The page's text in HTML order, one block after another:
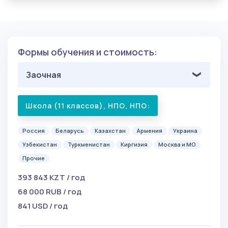
Формы обучения и стоимость:
Заочная
Школа (11 классов), НПО, НПО:
Россия Беларусь Казахстан Армения
Украина
Узбекистан
Туркменистан Киргизия
Москва и МО
Прочие
393 843 KZT / год
68 000 RUB / год
841 USD / год